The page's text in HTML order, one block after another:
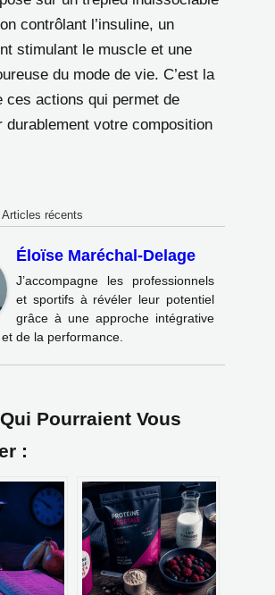
contrôlant l’insuline, un
stimulant le muscle et une
du mode de vie. C’est la
ces actions qui permet de
durablement votre composition
Articles récents
Éloïse Maréchal-Delage
J’accompagne les professionnels
et sportifs à révéler leur potentiel
grâce à une approche intégrative
de la performance.
Pourraient Vous
: